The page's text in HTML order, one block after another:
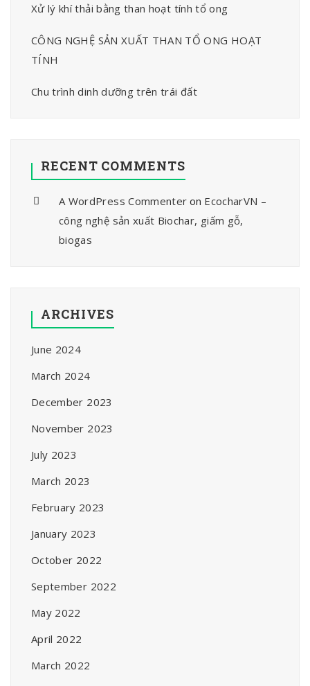
Xử lý khí thải bằng than hoạt tính tổ ong
CÔNG NGHỆ SẢN XUẤT THAN TỔ ONG HOẠT
TÍNH
Chu trình dinh dưỡng trên trái đất
RECENT COMMENTS
A WordPress Commenter on EcocharVN –
công nghệ sản xuất Biochar, giấm gỗ,
biogas
ARCHIVES
June 2024
March 2024
December 2023
November 2023
July 2023
March 2023
February 2023
January 2023
October 2022
September 2022
May 2022
April 2022
March 2022